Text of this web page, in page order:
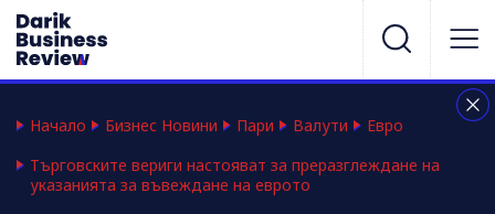
Начало Бизнес Новини Пари Валути
Евро
Търговските вериги настояват за преразглеждане на
указанията за въвеждане на еврото